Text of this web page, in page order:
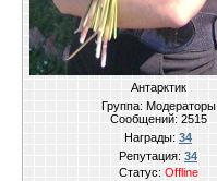
Антарктик
Группа: Модераторы
Сообщений: 2515
Награды: 34
Репутация: 34
Статус: Offline